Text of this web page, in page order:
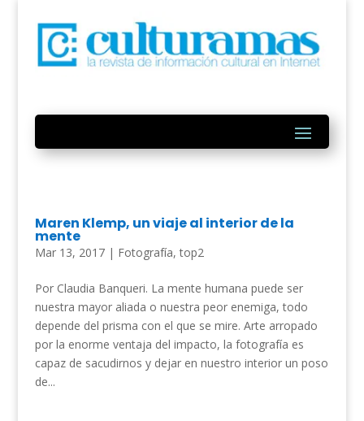
Maren Klemp, un viaje al interior de la
mente
Mar 13, 2017| Fotografía,top2
Por Claudia Banqueri. La mente humana puede ser
nuestra mayor aliada o nuestra peor enemiga, todo
depende del prisma con el que se mire. Arte arropado
por la enorme ventaja del impacto, la fotografía es
capaz de sacudirnos y dejar en nuestro interior un poso
de...